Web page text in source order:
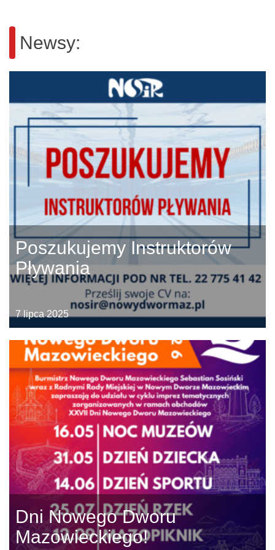
Newsy:
Poszukujemy Instruktorów
Pływania
7 lipca 2025
Dni Nowego Dworu
Mazowieckiego!